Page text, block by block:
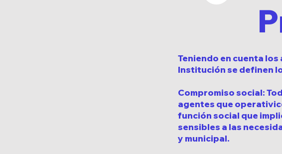
Teniendo en cuenta
Institución se definen
Compromiso social:
agentes que
función social que
sensibles a las
y municipal.